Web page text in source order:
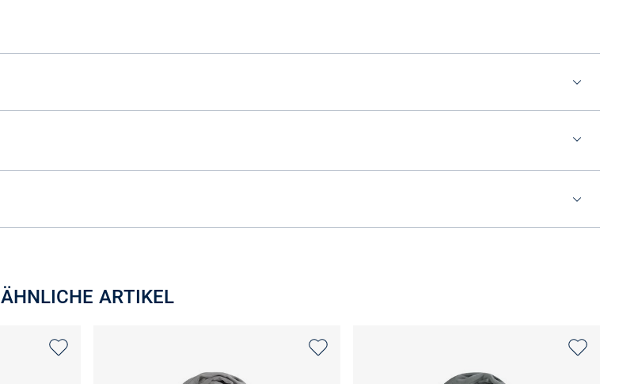
ÄHNLICHE ARTIKEL